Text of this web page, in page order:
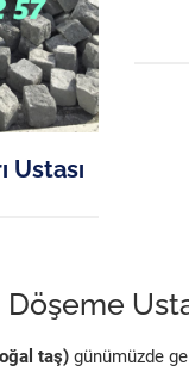
Ustası
Döşeme
taş) günümüzde